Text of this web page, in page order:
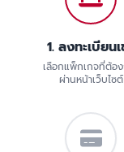
1. ลงทะเบียนเ
เลือกแพ็กเกจที่ต้อ
ผ่านหน้าเว็บไซต์